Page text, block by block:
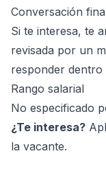
Conversación
Si te interesa, te
revisada por un
responder
Rango salarial
No especificado
¿Te interesa?
la vacante.